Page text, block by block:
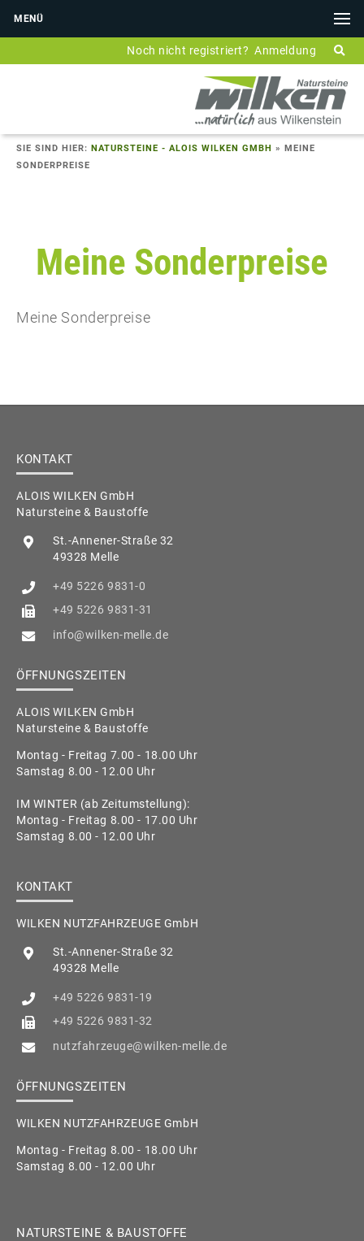
MENÜ
Anmeldung
Noch nicht registriert?
SIE SIND HIER: NATURSTEINE - ALOIS WILKEN GMBH » MEINE
SONDERPREISE
Meine Sonderpreise
Meine Sonderpreise
KONTAKT
ALOIS WILKEN GmbH
Natursteine & Baustoffe
St.-Annener-Straße 32
49328 Melle
+49 5226 9831-0
+49 5226 9831-31
info@wilken-melle.de
ÖFFNUNGSZEITEN
ALOIS WILKEN GmbH
Natursteine & Baustoffe
Montag - Freitag 7.00 - 18.00 Uhr
Samstag 8.00 - 12.00 Uhr
IM WINTER (ab Zeitumstellung):
Montag - Freitag 8.00 - 17.00 Uhr
Samstag 8.00 - 12.00 Uhr
KONTAKT
WILKEN NUTZFAHRZEUGE GmbH
St.-Annener-Straße 32
49328 Melle
+49 5226 9831-19
+49 5226 9831-32
nutzfahrzeuge@wilken-melle.de
ÖFFNUNGSZEITEN
WILKEN NUTZFAHRZEUGE GmbH
Montag - Freitag 8.00 - 18.00 Uhr
Samstag 8.00 - 12.00 Uhr
NATURSTEINE & BAUSTOFFE